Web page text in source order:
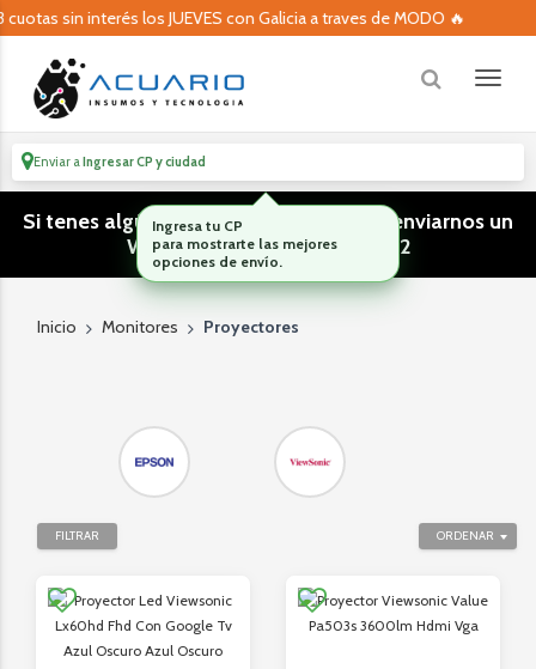
sin interés los JUEVES con Galicia a traves de MODO 🔥
Enviar aIngresar CP y ciudad
Si tenes algún tipo de consulta podes enviarnos un
WhatsApp! (011) 15 5386 3812
Inicio Monitores Proyectores
ORDENAR
FILTRAR
Ingresa tu CP
para mostrarte las mejores
opciones de envío.